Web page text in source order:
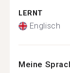
LERNT
Englisch
Meine